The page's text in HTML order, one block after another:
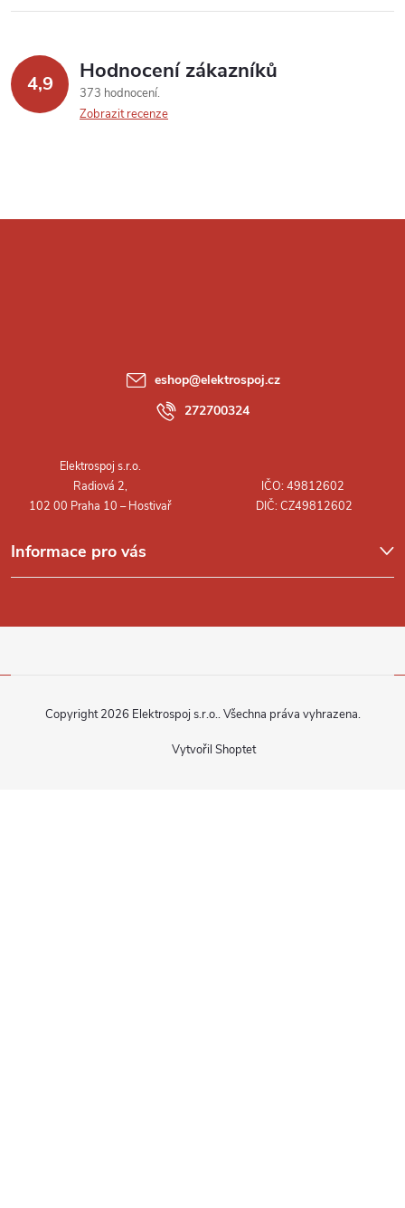
4,9 Hodnocení zákazníků
373 hodnocení
Zobrazit recenze
Informace pro vás
eshop@elektrospoj.cz
272700324
Vytvořil Shoptet
Copyright 2026 Elektrospoj s.r.o.. Všechna práva vyhrazena.